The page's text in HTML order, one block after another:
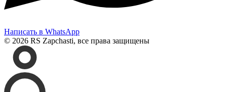
Написать в WhatsApp
© 2026 RS Zapchasti, все права защищены